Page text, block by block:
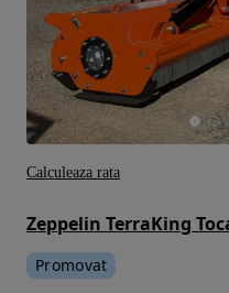
Promovat
Calculeaza rata